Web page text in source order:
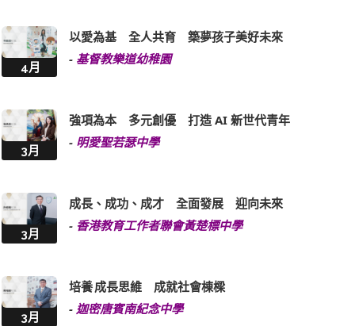
4月
以愛為基 全人共育 築夢孩子美好未來
- 基督教樂道幼稚園
3月
強項為本 多元創優 打造 AI 新世代青年
- 明愛聖若瑟中學
3月
成長、成功、成才 全面發展 迎向未來
- 香港教育工作者聯會黃楚標中學
3月
培養 成長思維 成就社會棟樑
- 迦密唐賓南紀念中學